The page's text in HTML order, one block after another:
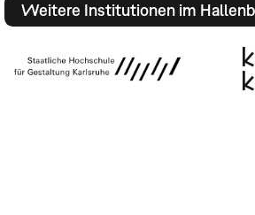
Weitere Institutionen im